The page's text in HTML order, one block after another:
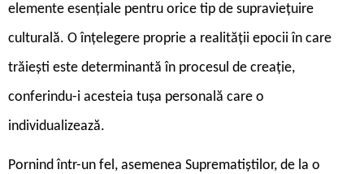
elemente esențiale pentru orice tip de supraviețuire
culturală. O înțelegere proprie a realității epocii în care
trăiești este determinantă în procesul de creație,
conferindu-i acesteia tușa personală care o
individualizează.
Pornind într-un fel, asemenea Suprematiștilor, de la o